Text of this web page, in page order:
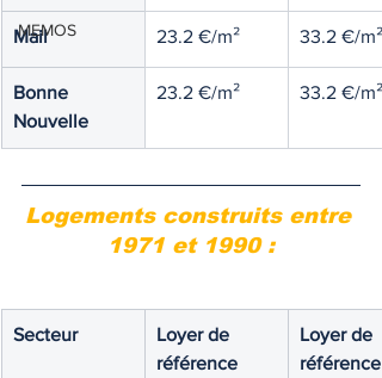
MEMOS
Mail 23.2 €/m² 33.2 €/m²
Bonne
Nouvelle
23.2 €/m² 33.2 €/m²
Logements construits entre
1971 et 1990 :
Secteur
Loyer de
référence
Loyer de
référence